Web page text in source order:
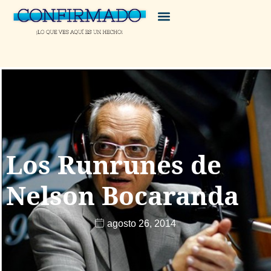
Los Runrunes de
Nelson Bocaranda
agosto 26, 2014